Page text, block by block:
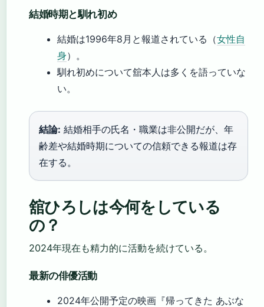
結婚時期と馴れ初め
結婚は1996年8月と報道されている（女性自
身）。
馴れ初めについて舘本人は多くを語っていな
い。
結論: 結婚相手の氏名・職業は非公開だが、年
齢差や結婚時期についての信頼できる報道は存
在する。
舘ひろしは今何をしている
の？
2024年現在も精力的に活動を続けている。
最新の俳優活動
2024年公開予定の映画『帰ってきた あぶな